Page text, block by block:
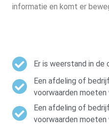
informatie en komt er
Er is weerstand in de
Een afdeling of
voorwaarden
Een afdeling of
voorwaarden